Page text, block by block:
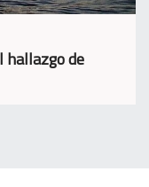
hallazgo de